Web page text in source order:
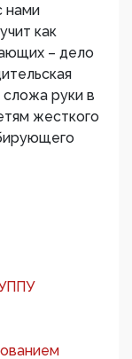
нами
как
– дело
руки в
жесткого